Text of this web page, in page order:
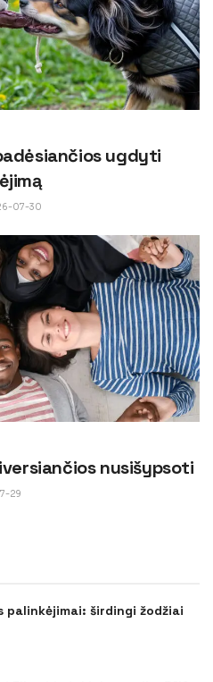
ugdyti
07-30
nusišypsoti
29
palinkėjimai: širdingi žodžiai